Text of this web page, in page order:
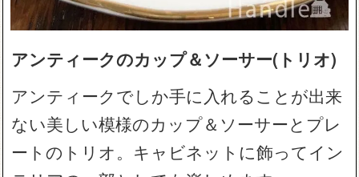
アンティークのカップ＆ソーサー(トリオ)
アンティークでしか手に入れることが出来
ない美しい模様のカップ＆ソーサーとプレ
ートのトリオ。キャビネットに飾ってイン